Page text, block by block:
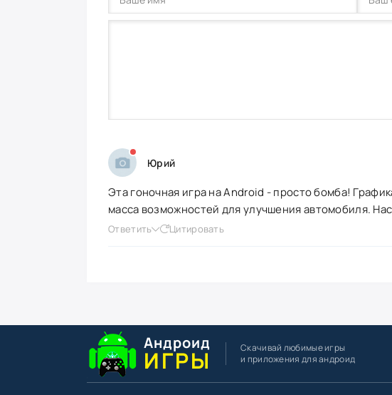
Юрий
Эта гоночная игра на Android - просто бомба!
масса возможностей для улучшения автомобиля.
Ответить Цитировать
Андроид
ИГРЫ
Скачивай любимые игры
и приложения для андроид